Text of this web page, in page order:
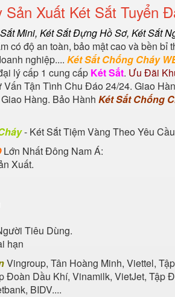
Xuất Két Sắt Tuyển
Mini, Két Sắt Đựng Hồ Sơ, Két Sắt
có độ an toàn, bảo mật cao và bền bỉ
nghiệp.... Két Sắt Chống Cháy
lý cấp 1 cung cấp Két Sắt. Ưu Đãi
Tận Tình Chu Đáo 24/24. Giao
Hàng. Bảo Hành Két Sắt Chống
- Két Sắt Tiệm Vàng Theo Yêu
Lớn Nhất Đông Nam Á:
Xuất.
Tiêu Dùng.
hạn
Vingroup, Tân Hoàng Minh, Viettel,
Dầu Khí, Vinamilk, VietJet, Tập
BIDV....